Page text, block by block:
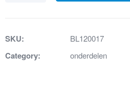
SKU: BL120017
Category: onderdelen